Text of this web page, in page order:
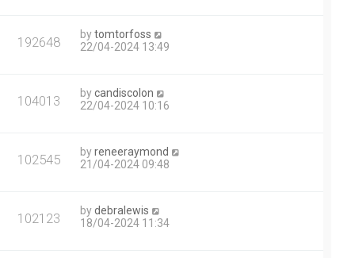
192648 bytomtorfoss
22/04-2024 13:49
104013 bycandiscolon
22/04-2024 10:16
102545 byreneeraymond
21/04-2024 09:48
102123 bydebralewis
18/04-2024 11:34